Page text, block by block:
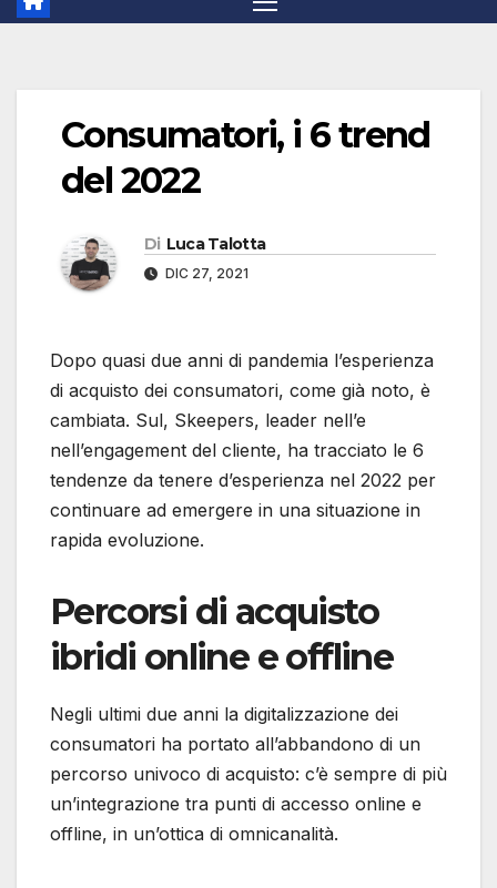
Consumatori, i 6 trend
del 2022
Di Luca Talotta
DIC 27, 2021
Dopo quasi due anni di pandemia l’esperienza
di acquisto dei consumatori, come già noto, è
cambiata. Sul, Skeepers, leader nell’e
nell’engagement del cliente, ha tracciato le 6
tendenze da tenere d’esperienza nel 2022 per
continuare ad emergere in una situazione in
rapida evoluzione.
Percorsi di acquisto
ibridi online e offline
Negli ultimi due anni la digitalizzazione dei
consumatori ha portato all’abbandono di un
percorso univoco di acquisto: c’è sempre di più
un’integrazione tra punti di accesso online e
offline, in un’ottica di omnicanalità.